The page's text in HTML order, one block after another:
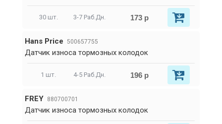
30 шт. 3-7 Раб.Дн. 173 р
Hans Price 500657755
Датчик износа тормозных колодок
1 шт. 4-5 Раб.Дн. 196 р
FREY 880700701
Датчик износа тормозных колодок